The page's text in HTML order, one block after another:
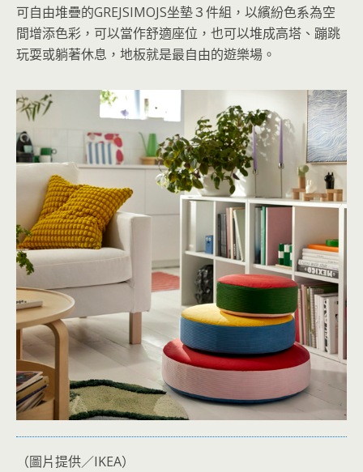
可自由堆疊的GREJSIMOJS坐墊３件組，以繽紛色系為空
間增添色彩，可以當作舒適座位，也可以堆成高塔、蹦跳
玩耍或躺著休息，地板就是最自由的遊樂場。
（圖片提供／IKEA）